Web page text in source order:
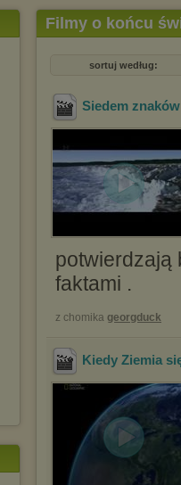
Filmy o końcu
sortuj według:
Siedem
potwierdzają
faktami .
z chomika georgduck
Kiedy Ziemia